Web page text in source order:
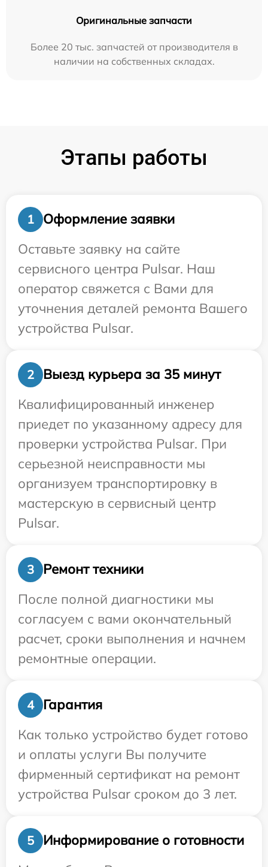
Оригинальные запчасти
Более 20 тыс. запчастей от производителя в
наличии на собственных складах.
Этапы работы
1
Оформление заявки
Оставьте заявку на сайте
сервисного центра Pulsar. Наш
оператор свяжется с Вами для
уточнения деталей ремонта Вашего
устройства Pulsar.
2
Выезд курьера за 35 минут
Квалифицированный инженер
приедет по указанному адресу для
проверки устройства Pulsar. При
серьезной неисправности мы
организуем транспортировку в
мастерскую в сервисный центр
Pulsar.
3
Ремонт техники
После полной диагностики мы
согласуем с вами окончательный
расчет, сроки выполнения и начнем
ремонтные операции.
4
Гарантия
Как только устройство будет готово
и оплаты услуги Вы получите
фирменный сертификат на ремонт
устройства Pulsar сроком до 3 лет.
5
Информирование о готовности